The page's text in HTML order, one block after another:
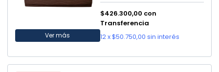
Ver más
$426.300,00 con
Transferencia
12x$50.750,00 sin interés